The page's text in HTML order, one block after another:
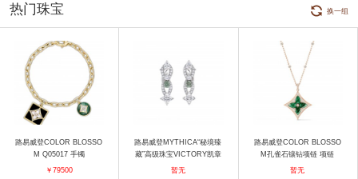
热门珠宝 换一组
路易威登COLOR BLOSSO
M Q05017 手镯
￥79500
路易威登MYTHICA“秘境臻
藏”高级珠宝VICTORY凯章
耳饰 耳饰
暂无
路易威登COLOR BLOSSO
M孔雀石镶钻项链 项链
暂无